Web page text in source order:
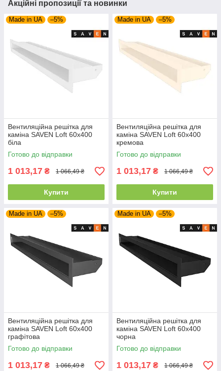
Акційні пропозиції та новинки
Made in UA –5%
Вентиляційна решітка для
каміна SAVEN Loft 60х400
біла
Готово до відправки
1 013,17 ₴ 1 066,49 ₴
Купити
Made in UA –5%
Вентиляційна решітка для
каміна SAVEN Loft 60х400
кремова
Готово до відправки
1 013,17 ₴ 1 066,49 ₴
Купити
Made in UA –5%
Вентиляційна решітка для
каміна SAVEN Loft 60х400
графітова
Готово до відправки
1 013,17 ₴ 1 066,49 ₴
Made in UA –5%
Вентиляційна решітка для
каміна SAVEN Loft 60х400
чорна
Готово до відправки
1 013,17 ₴ 1 066,49 ₴